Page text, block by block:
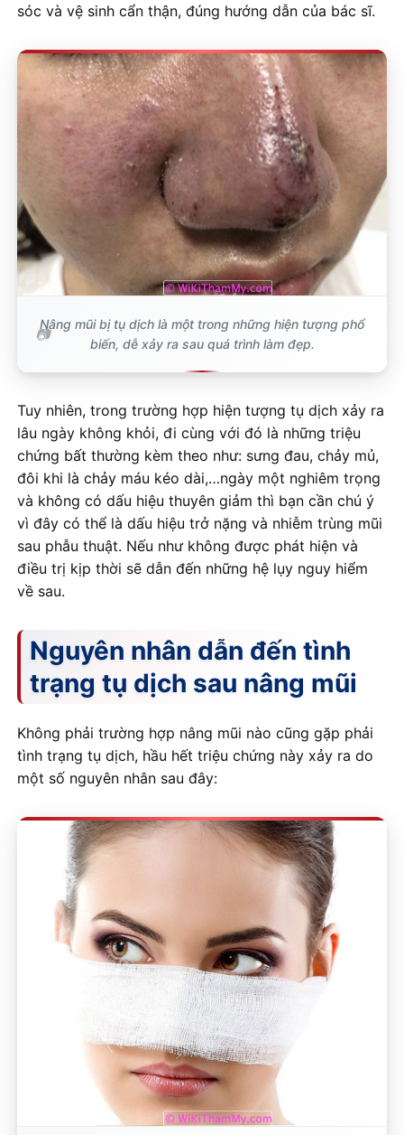
sóc và vệ sinh cẩn thận, đúng hướng dẫn của bác sĩ.
Nâng mũi bị tụ dịch là một trong những hiện tượng phổ
biến, dễ xảy ra sau quá trình làm đẹp.
Tuy nhiên, trong trường hợp hiện tượng tụ dịch xảy ra
lâu ngày không khỏi, đi cùng với đó là những triệu
chứng bất thường kèm theo như: sưng đau, chảy mủ,
đôi khi là chảy máu kéo dài,…ngày một nghiêm trọng
và không có dấu hiệu thuyên giảm thì bạn cần chú ý
vì đây có thể là dấu hiệu trở nặng và nhiễm trùng mũi
sau phẫu thuật. Nếu như không được phát hiện và
điều trị kịp thời sẽ dẫn đến những hệ lụy nguy hiểm
về sau.
Nguyên nhân dẫn đến tình
trạng tụ dịch sau nâng mũi
Không phải trường hợp nâng mũi nào cũng gặp phải
tình trạng tụ dịch, hầu hết triệu chứng này xảy ra do
một số nguyên nhân sau đây: